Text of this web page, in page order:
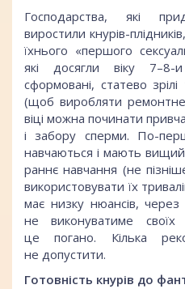
Господарства, які
виростили кнурів-
їхнього «першого
які досягли віку 7–8-
сформовані, статево
(щоб виробляти
віці можна починати
і забору сперми. По-
навчаються і мають вищий
раннє навчання (не
використовувати їх
має низку нюансів, через
не виконуватиме
це погано. Кілька
не допустити.
Готовність кнурів до